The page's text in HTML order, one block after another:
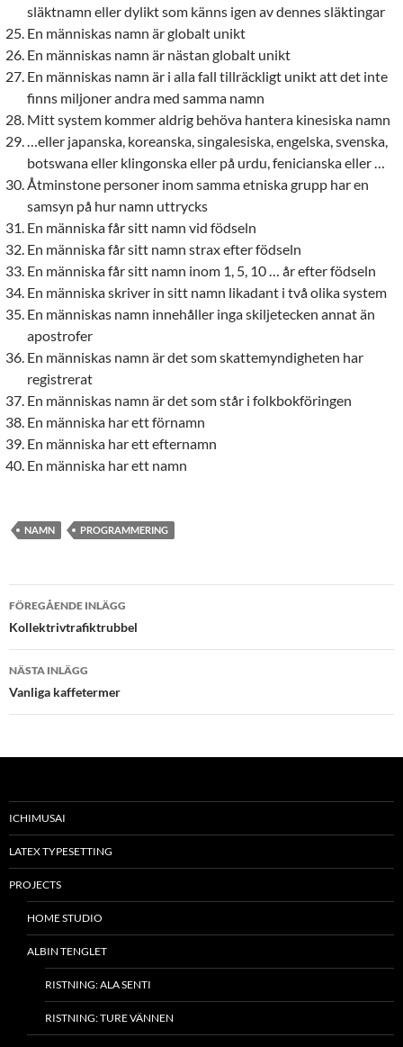
släktnamn eller dylikt som känns igen av dennes släktingar
En människas namn är globalt unikt
En människas namn är nästan globalt unikt
En människas namn är i alla fall tillräckligt unikt att det inte
finns miljoner andra med samma namn
Mitt system kommer aldrig behöva hantera kinesiska namn
…eller japanska, koreanska, singalesiska, engelska, svenska,
botswana eller klingonska eller på urdu, fenicianska eller …
Åtminstone personer inom samma etniska grupp har en
samsyn på hur namn uttrycks
En människa får sitt namn vid födseln
En människa får sitt namn strax efter födseln
En människa får sitt namn inom 1, 5, 10 … år efter födseln
En människa skriver in sitt namn likadant i två olika system
En människas namn innehåller inga skiljetecken annat än
apostrofer
En människas namn är det som skattemyndigheten har
registrerat
En människas namn är det som står i folkbokföringen
En människa har ett förnamn
En människa har ett efternamn
En människa har ett namn
NAMN PROGRAMMERING
Inläggsnavigering
FÖREGÅENDE INLÄGG
Kollektrivtrafiktrubbel
NÄSTA INLÄGG
Vanliga kaffetermer
ICHIMUSAI
LATEX TYPESETTING
PROJECTS
HOME STUDIO
ALBIN TENGLET
RISTNING: ALA SENTI
RISTNING: TURE VÄNNEN